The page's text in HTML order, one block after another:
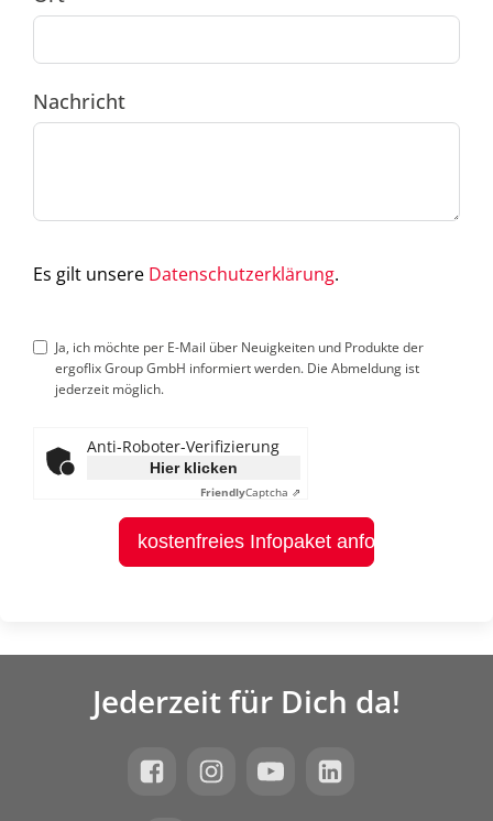
Nachricht
Es gilt unsere Datenschutzerklärung.
Ja, ich möchte per E-Mail über Neuigkeiten und Produkte der
ergoflix Group GmbH informiert werden. Die Abmeldung ist
jederzeit möglich.
Anti-Roboter-Verifizierung
Hier klicken
FriendlyCaptcha ⇗
kostenfreies Infopaket anfordern
Jederzeit für Dich da!